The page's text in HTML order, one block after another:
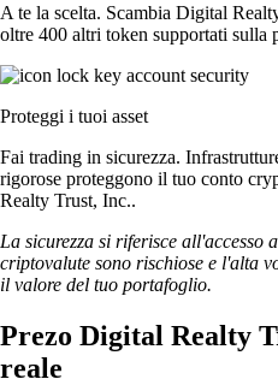
A te la scelta. Scambia Digital
oltre 400 altri token supportati sulla
Proteggi i tuoi asset
Fai trading in sicurezza.
rigorose proteggono il tuo conto
Realty Trust, Inc..
La sicurezza si riferisce all'accesso
criptovalute sono rischiose e l'alta
il valore del tuo portafoglio.
Prezo Digital Realty
reale